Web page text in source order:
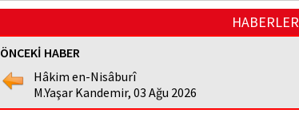
HABERLER
ÖNCEKİ HABER
Hâkim en-Nisâburî
M.Yaşar Kandemir, 03 Ağu 2026